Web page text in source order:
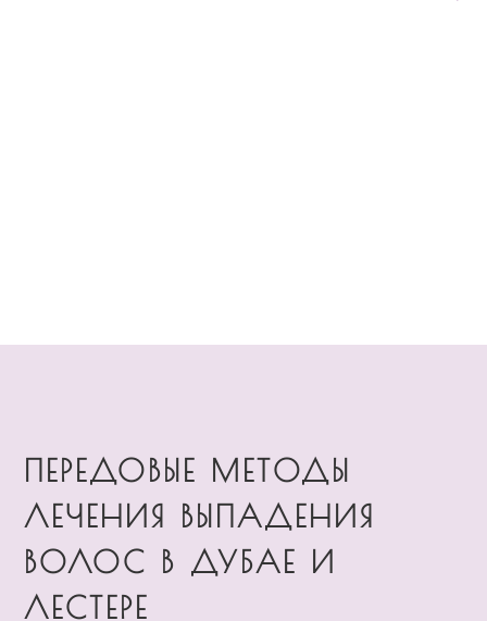
ПЕРЕДОВЫЕ МЕТОДЫ
ЛЕЧЕНИЯ ВЫПАДЕНИЯ
ВОЛОС В ДУБАЕ И
ЛЕСТЕРЕ